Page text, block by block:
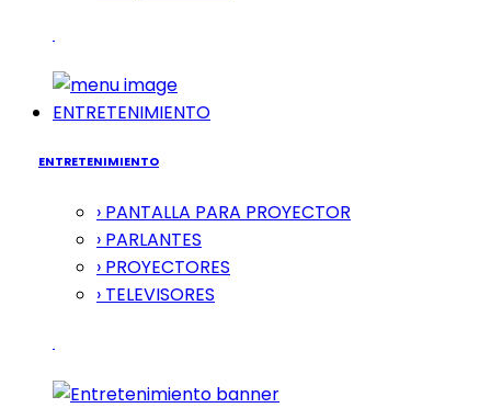
ENTRETENIMIENTO
ENTRETENIMIENTO
› PANTALLA PARA PROYECTOR
› PARLANTES
› PROYECTORES
› TELEVISORES